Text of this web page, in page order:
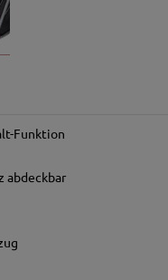
Funktion
abdeckbar